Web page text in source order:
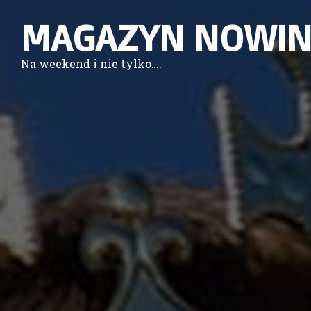
MAGAZYN
Na weekend i nie tylko….